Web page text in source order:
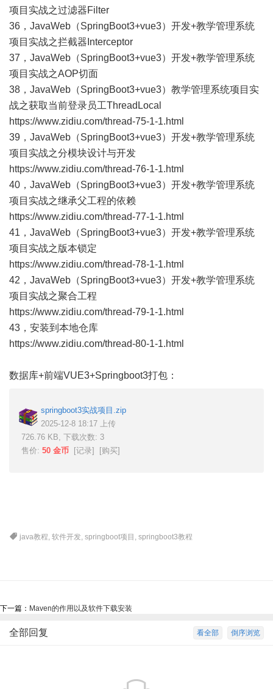
项目实战之过滤器Filter
36， JavaWeb（SpringBoot3+vue3）开发+教学管理系统
项目实战之拦截器Interceptor
37， JavaWeb（SpringBoot3+vue3）开发+教学管理系统
项目实战之AOP切面
38，JavaWeb（SpringBoot3+vue3）教学管理系统项目实
战之获取当前登录员工ThreadLocal
https://www.zidiu.com/thread-75-1-1.html
39，JavaWeb（SpringBoot3+vue3）开发+教学管理系统
项目实战之分模块设计与开发
https://www.zidiu.com/thread-76-1-1.html
40，JavaWeb（SpringBoot3+vue3）开发+教学管理系统
项目实战之继承父工程的依赖
https://www.zidiu.com/thread-77-1-1.html
41，JavaWeb（SpringBoot3+vue3）开发+教学管理系统
项目实战之版本锁定
https://www.zidiu.com/thread-78-1-1.html
42，JavaWeb（SpringBoot3+vue3）开发+教学管理系统
项目实战之聚合工程
https://www.zidiu.com/thread-79-1-1.html
43，安装到本地仓库
https://www.zidiu.com/thread-80-1-1.html
数据库+前端VUE3+Springboot3打包：
springboot3实战项目.zip
2025-12-8 18:17 上传
726.76 KB, 下载次数: 3
售价: 50 金币 [记录] [购买]
java教程,软件开发,springboot项目 ,springboot3教程
下一篇： Maven的作用以及软件下载安装
倒序浏览
看全部
全部回复